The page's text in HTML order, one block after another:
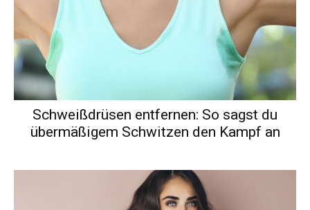
Schweißdrüsen entfernen: So sagst du
übermäßigem Schwitzen den Kampf an